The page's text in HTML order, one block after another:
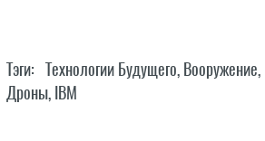
Тэги: Технологии Будущего, Вооружение,
Дроны, IBM